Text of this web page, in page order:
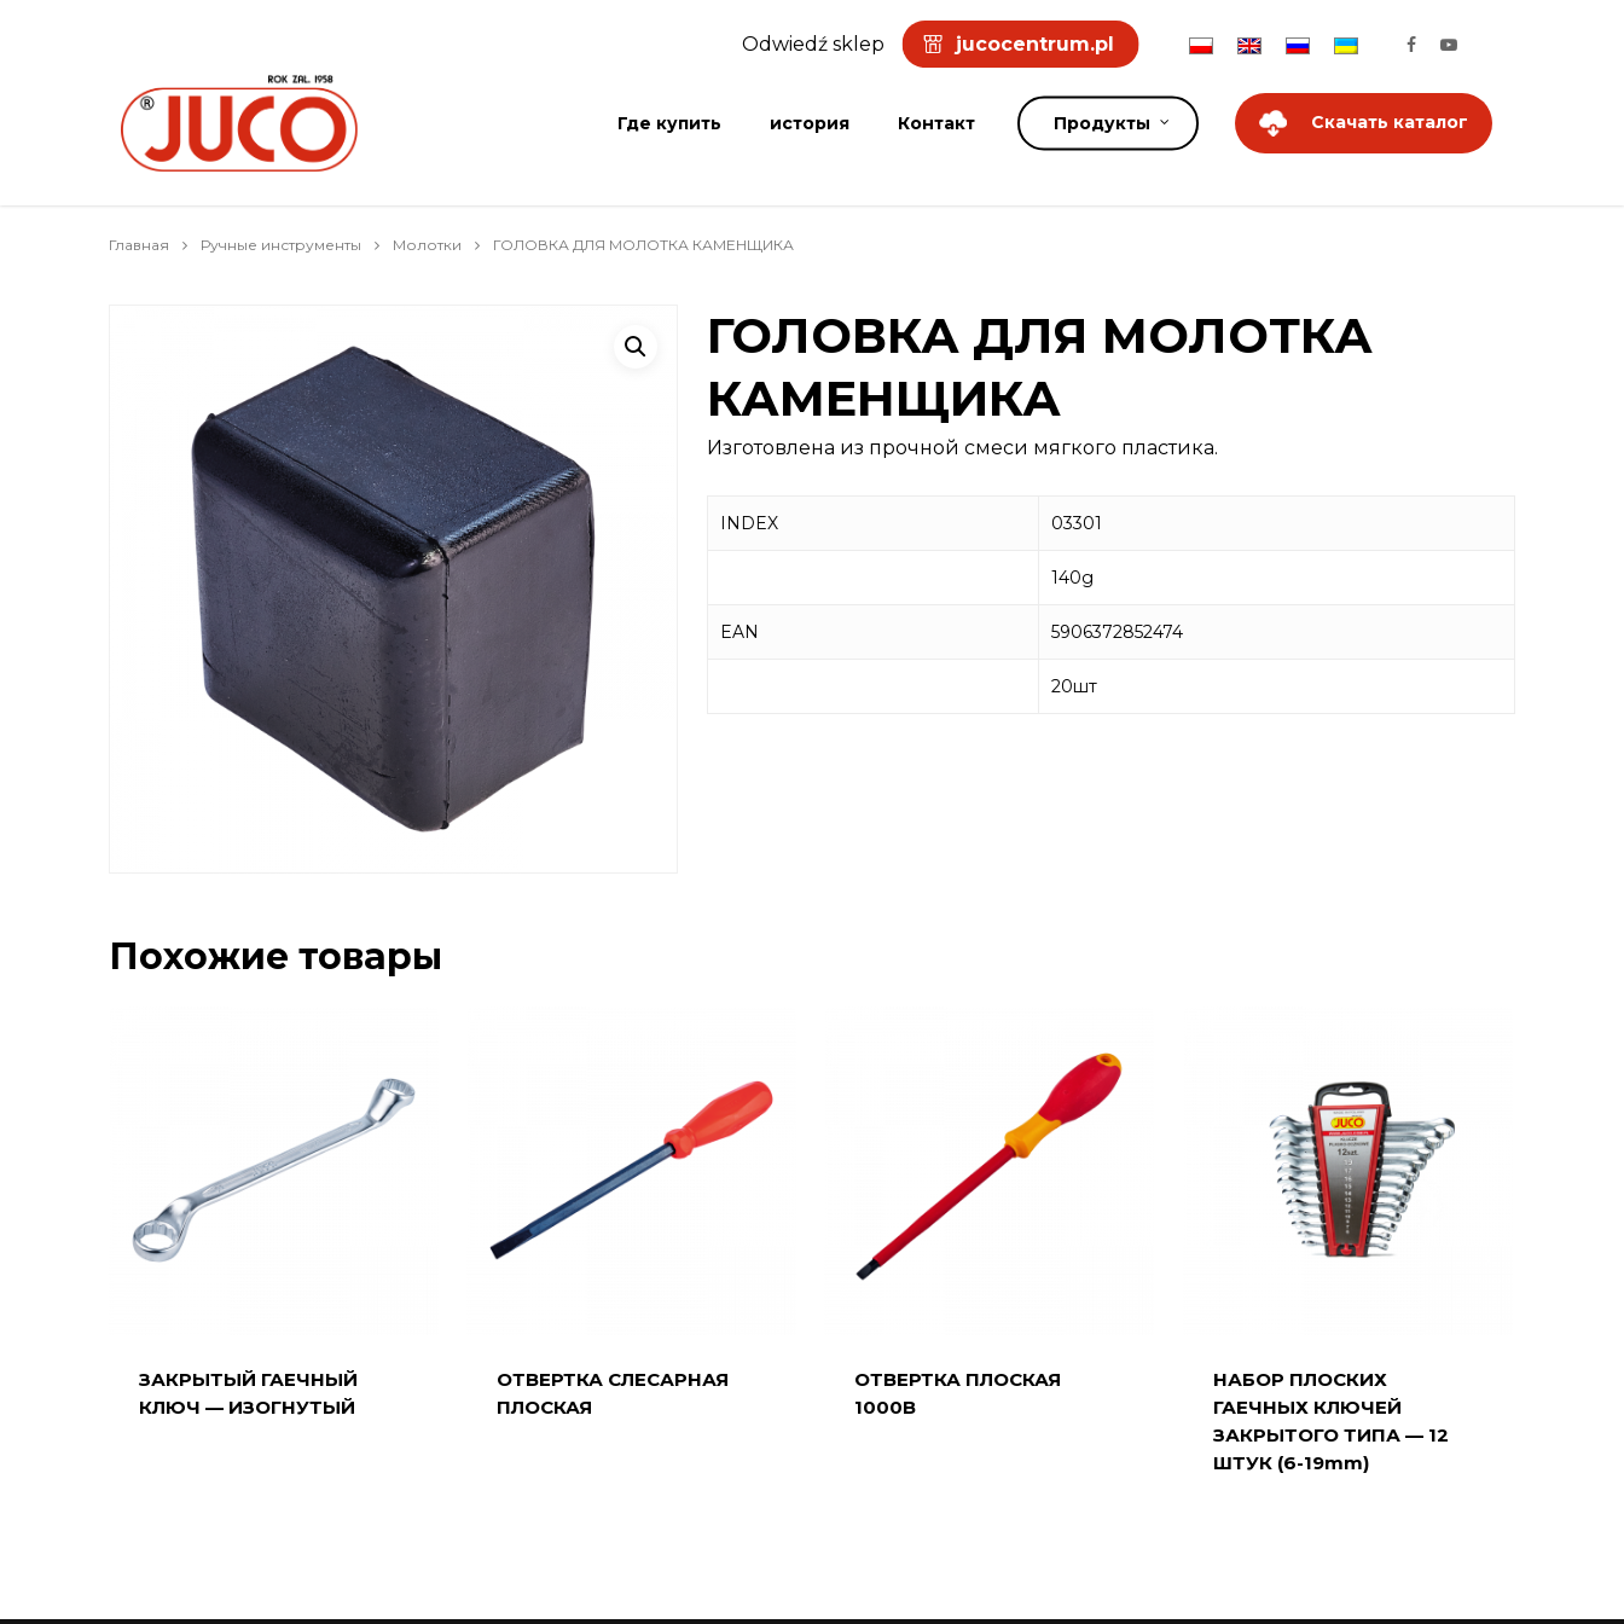
Odwiedź sklep jucocentrum.pl
Где купить история Контакт Продукты Скачать каталог
Главная Ручные инструменты Молотки ГОЛОВКА ДЛЯ МОЛОТКА КАМЕНЩИКА
ГОЛОВКА ДЛЯ МОЛОТКА
КАМЕНЩИКА
Изготовлена из прочной смеси мягкого пластика.
INDEX 03301
140g
EAN 5906372852474
20шт
Похожие товары
ЗАКРЫТЫЙ ГАЕЧНЫЙ
КЛЮЧ — ИЗОГНУТЫЙ
ОТВЕРТКА СЛЕСАРНАЯ
ПЛОСКАЯ
ОТВЕРТКА ПЛОСКАЯ
1000В
НАБОР ПЛОСКИХ
ГАЕЧНЫХ КЛЮЧЕЙ
ЗАКРЫТОГО ТИПА — 12
ШТУК (6-19mm)